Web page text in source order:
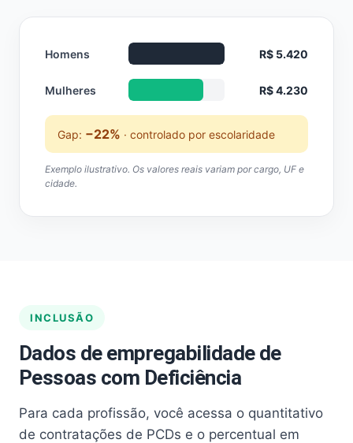
Homens R$ 5.420
Mulheres R$ 4.230
Gap: −22% · controlado por escolaridade
Exemplo ilustrativo. Os valores reais variam por cargo, UF e
cidade.
INCLUSÃO
Dados de empregabilidade de
Pessoas com Deficiência
Para cada profissão, você acessa o quantitativo
de contratações de PCDs e o percentual em